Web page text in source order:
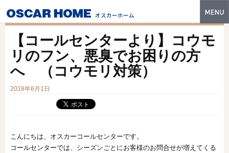
特長
性能・技術
建築実例
【コールセンターより】コウモ
リのフン、悪臭でお困りの方
へ （コウモリ対策）
2018年6月1日
こんにちは、オスカーコールセンターです。
コールセンターでは、シーズンごとにお客様のお問合せが増えてくる